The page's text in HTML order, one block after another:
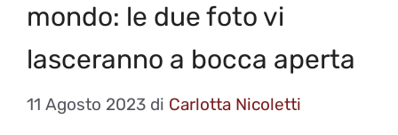
mondo: le due foto vi
lasceranno a bocca aperta
11 Agosto 2023 di Carlotta Nicoletti